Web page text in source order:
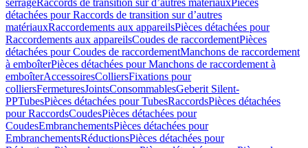
serrageRaccords de transition sur d’autres matériauxPièces
détachées pour Raccords de transition sur d’autres
matériauxRaccordements aux appareilsPièces détachées pour
Raccordements aux appareilsCoudes de raccordementPièces
détachées pour Coudes de raccordementManchons de raccordement
à emboîterPièces détachées pour Manchons de raccordement à
emboîterAccessoiresColliersFixations pour
colliersFermeturesJointsConsommablesGeberit Silent-
PPTubesPièces détachées pour TubesRaccordsPièces détachées
pour RaccordsCoudesPièces détachées pour
CoudesEmbranchementsPièces détachées pour
EmbranchementsRéductionsPièces détachées pour